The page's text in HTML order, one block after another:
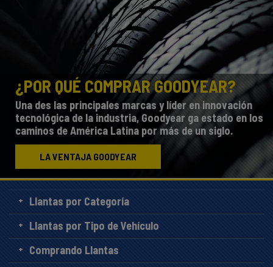
¿POR QUÉ COMPRAR GOODYEAR?
Una des las principales marcas y líder en innovación
tecnológica de la industria, Goodyear ga estado en los
caminos de América Latina por más de un siglo.
LA VENTAJA GOODYEAR
Llantas por Categoría
Llantas por Tipo de Vehículo
Comprando Llantas